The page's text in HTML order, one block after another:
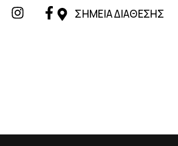
ΣΗΜΕΙΑ ΔΙΑΘΕΣΗΣ